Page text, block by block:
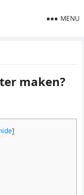
MENU
maken?
]